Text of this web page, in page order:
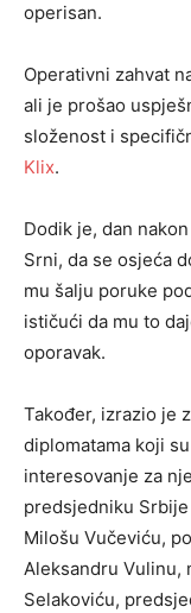
operisan.
Operativni zahvat
ali je prošao
složenost i
Klix.
Dodik je, dan
Srni, da se osjeća
mu šalju poruke
ističući da mu to
oporavak.
Također, izrazio je
diplomatama koji
interesovanje za
predsjedniku
Milošu Vučeviću,
Aleksandru Vulinu,
Selakoviću,